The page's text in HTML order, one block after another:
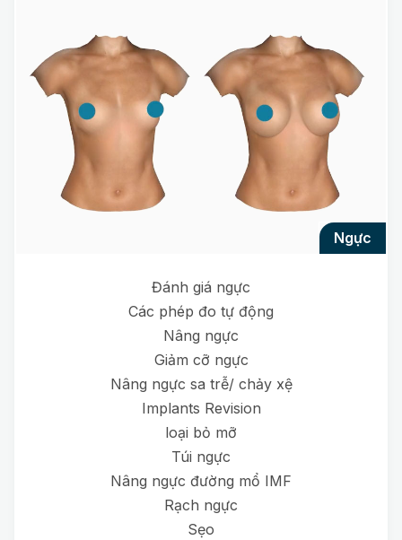
ngực
Đánh giá ngực
Các phép đo tự động
Nâng ngực
Giảm cỡ ngực
Nâng ngực sa trễ/ chảy xệ
Implants Revision
loại bỏ mỡ
Túi ngực
Nâng ngực đường mổ IMF
Rạch ngực
Sẹo